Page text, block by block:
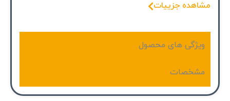
مشاهده جزییات
ویژگی های محصول
مشخصات